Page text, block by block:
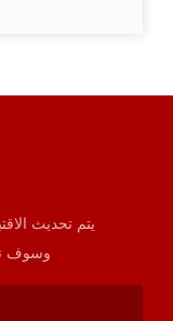
يتم تحديث
وسوف